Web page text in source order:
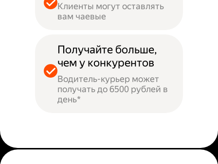
Клиенты могут оставлять
вам чаевые
Получайте больше,
чем у конкурентов
Водитель-курьер может
получать до 6500 рублей в
день*